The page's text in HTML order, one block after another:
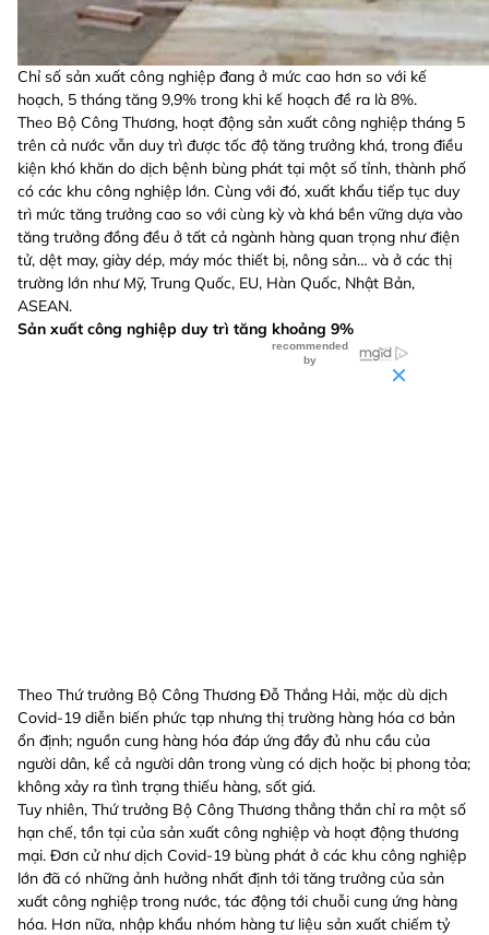
Chỉ số sản xuất công nghiệp đang ở mức cao hơn so với kế
hoạch, 5 tháng tăng 9,9% trong khi kế hoạch đề ra là 8%.
Theo Bộ Công Thương, hoạt động sản xuất công nghiệp tháng 5
trên cả nước vẫn duy trì được tốc độ tăng trưởng khá, trong điều
kiện khó khăn do dịch bệnh bùng phát tại một số tỉnh, thành phố
có các khu công nghiệp lớn. Cùng với đó, xuất khẩu tiếp tục duy
trì mức tăng trưởng cao so với cùng kỳ và khá bền vững dựa vào
tăng trưởng đồng đều ở tất cả ngành hàng quan trọng như điện
tử, dệt may, giày dép, máy móc thiết bị, nông sản… và ở các thị
trường lớn như Mỹ, Trung Quốc, EU, Hàn Quốc, Nhật Bản,
ASEAN.
Sản xuất công nghiệp duy trì tăng khoảng 9%
Theo Thứ trưởng Bộ Công Thương Đỗ Thắng Hải, mặc dù dịch
Covid-19 diễn biến phức tạp nhưng thị trường hàng hóa cơ bản
ổn định; nguồn cung hàng hóa đáp ứng đầy đủ nhu cầu của
người dân, kể cả người dân trong vùng có dịch hoặc bị phong tỏa;
không xảy ra tình trạng thiếu hàng, sốt giá.
Tuy nhiên, Thứ trưởng Bộ Công Thương thẳng thắn chỉ ra một số
hạn chế, tồn tại của sản xuất công nghiệp và hoạt động thương
mại. Đơn cử như dịch Covid-19 bùng phát ở các khu công nghiệp
lớn đã có những ảnh hưởng nhất định tới tăng trưởng của sản
xuất công nghiệp trong nước, tác động tới chuỗi cung ứng hàng
hóa. Hơn nữa, nhập khẩu nhóm hàng tư liệu sản xuất chiếm tỷ